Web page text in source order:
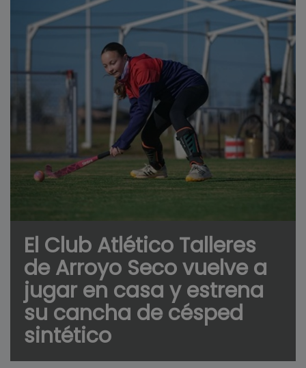
El Club Atlético Talleres
de Arroyo Seco vuelve a
jugar en casa y estrena
su cancha de césped
sintético